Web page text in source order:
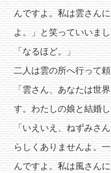
んですよ。私は雲さん
よ。」と笑っていいまし
「なるほど。」
二人は雲の所へ行って頼
「雲さん、あなたは世
す。わたしの娘と結婚
「いえいえ、ねずみさ
らしくありませんよ。
んですよ。私は風さん